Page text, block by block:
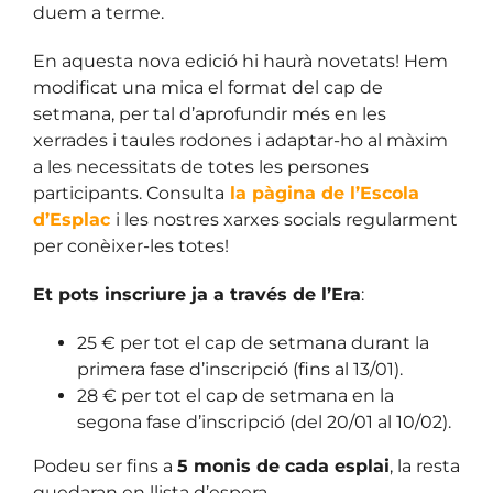
duem a terme.
En aquesta nova edició hi haurà novetats! Hem
modificat una mica el format del cap de
setmana, per tal d’aprofundir més en les
xerrades i taules rodones i adaptar-ho al màxim
a les necessitats de totes les persones
participants. Consulta la pàgina de l’Escola
d’Esplac i les nostres xarxes socials regularment
per conèixer-les totes!
Et pots inscriure ja a través de l’Era:
25 € per tot el cap de setmana durant la
primera fase d’inscripció (fins al 13/01).
28 € per tot el cap de setmana en la
segona fase d’inscripció (del 20/01 al 10/02).
Podeu ser fins a 5 monis de cada esplai, la resta